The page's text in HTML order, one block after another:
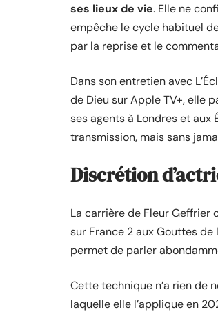
ses lieux de vie. Elle ne
empêche le cycle habituel
par la reprise et le
Dans son entretien avec
de Dieu sur Apple TV+, elle
ses agents à Londres et aux
transmission, mais sans
Discrétion
La carrière de Fleur Geffrier
sur France 2 aux Gouttes
permet de parler
Cette technique n’a rien de
laquelle elle l’applique en